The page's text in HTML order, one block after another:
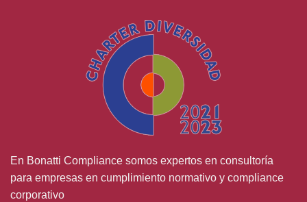
En Bonatti Compliance somos expertos en consultoría
para empresas en cumplimiento normativo y compliance
corporativo